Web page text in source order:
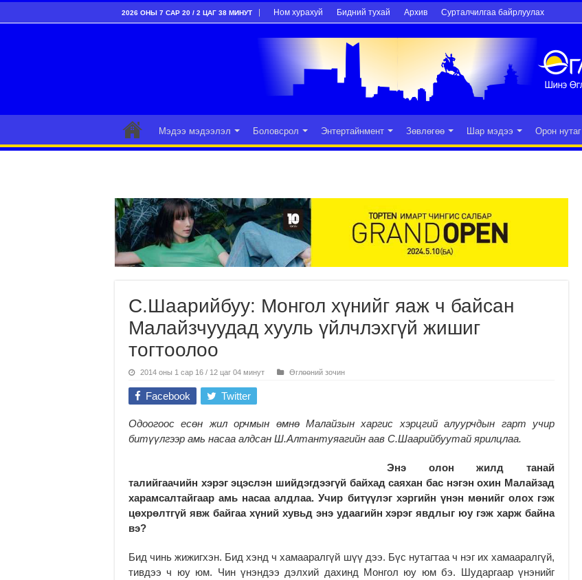
2026 ОНЫ 7 САР 20 / 2 ЦАГ 38 МИНУТ Ном хурахуй Бидний тухай Архив Сурталчилгаа байрлуулах
Мэдээ мэдээлэл Боловсрол Энтертайнмент Зөвлөгөө Шар мэдээ Орон нутаг
С.Шаарийбуу: Монгол хүнийг яаж ч байсан
Малайзчуудад хууль үйлчлэхгүй жишиг
тогтоолоо
2014 оны 1 сар 16 / 12 цаг 04 минут Өглөөний зочин
Facebook Twitter
Одоогоос есөн жил орчмын өмнө Малайзын харгис хэрцгий алуурчдын гарт учир
битүүлгээр амь насаа алдсан Ш.Алтан­туяагийн аав С.Шаарийбуутай ярилцлаа.
Энэ олон жилд танай
талийгаачийн хэрэг эцэслэн шийдэгдээгүй байхад саяхан бас нэгэн охин Малайзад
харамсалтайгаар амь насаа алдлаа. Учир битүүлэг хэргийн үнэн мөнийг олох гэж
цөхрөлтгүй явж байгаа хүний хувьд энэ удаагийн хэрэг явдлыг юу гэж харж байна
вэ?
Бид чинь жижигхэн. Бид хэнд ч хамааралгүй шүү дээ. Бүс нутагтаа ч нэг их хамааралгүй,
тивдээ ч юу юм. Чин үнэндээ дэлхий дахинд Монгол юу юм бэ. Шударгаар үнэнийг